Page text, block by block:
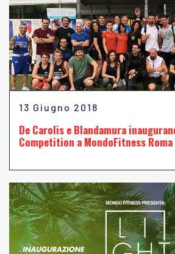
13 Giugno 2018
De Carolis e Blandamura
Competition a MondoFitness Roma